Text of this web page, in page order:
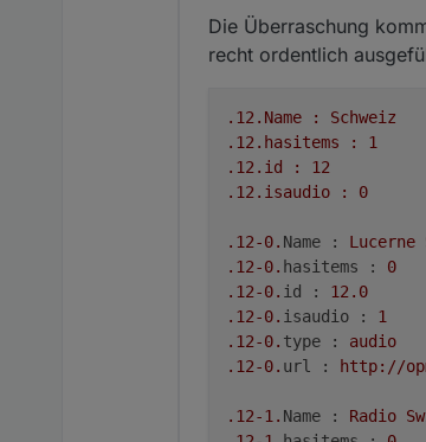
Die Überraschung
recht ordentlich
.12 .Name :
Schweiz
.12 .hasitems :
1
.12 .id :
12
.12 .isaudio : 0
.12-0. Name : Lucerne
.12-0. hasitems :
0
.12-0. id :
12.0
.12-0. isaudio :
1
.12-0. type :
audio
.12-0. url : http://
.12-1. Name : Radio